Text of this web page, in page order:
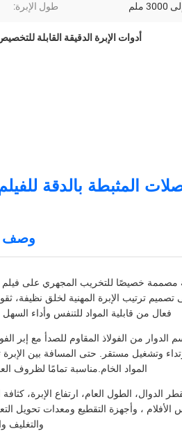
طول الإبرة:
أدوات الإبرة الدقيقة القابلة
المثبطة بالدقة
وصف
مصممة خصيصًا للتخريب المجهري على فيلم
تصميم ترتيب الإبرة المهنية لخلق
فعال من قابلية المواد للتنفس وأداء
من الفولاذ المقاوم للصدأ مع إبر
وتشغيل مستقر. حتى المسافة بين
المواد الخام.مناسبة تمامًا لظروف
الطول العام، ارتفاع الإبرة،
، وأجهزة التقطيع ومعدات تحويل
والتغليف